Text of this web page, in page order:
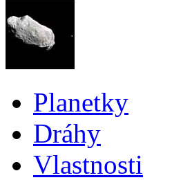
Planetky
Dráhy
Vlastnosti